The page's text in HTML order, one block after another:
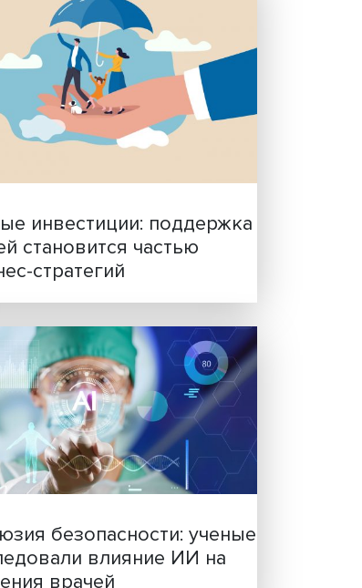
исследования в области
биомедицины
Новые инвестиции:
семей становится частью
бизнес-стратегий